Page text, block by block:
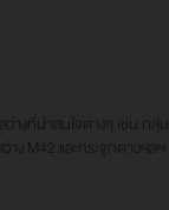
างที่น่าสนใจต่างๆ เช่น กลุ่ม
M42 และกระจุกดาวฯลฯ